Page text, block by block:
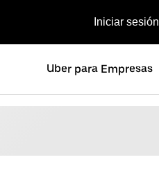
Iniciar sesión
Uber para Empresas